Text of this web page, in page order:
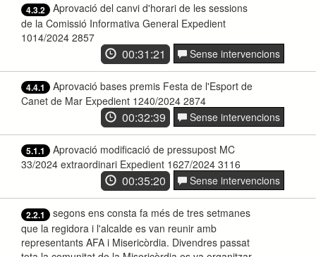
4.3.2
Aprovació del canvi d'horari de les sessions
de la Comissió Informativa General Expedient
1014/2024 2857
00:31:21 Sense intervencions
4.4.1
Aprovació bases premis Festa de l'Esport de
Canet de Mar Expedient 1240/2024 2874
00:32:39 Sense intervencions
5.1.1
Aprovació modificació de pressupost MC
33/2024 extraordinari Expedient 1627/2024 3116
00:35:20 Sense intervencions
2.2.1
segons ens consta fa més de tres setmanes
que la regidora i l'alcalde es van reunir amb
representants AFA i Misericòrdia. Divendres passat